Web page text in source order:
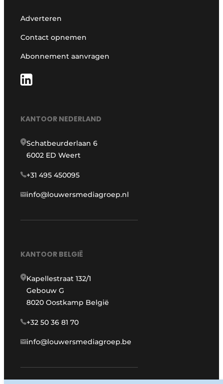
Adverteren
Contact opnemen
Abonnement aanvragen
KANTOOR NEDERLAND
Schatbeurderlaan 6
6002 ED Weert
+31 495 450095
info@louwersmediagroep.nl
KANTOOR BELGIË
Kapellestraat 132/1
Gebouw G
8020 Oostkamp België
+32 50 36 81 70
info@louwersmediagroep.be